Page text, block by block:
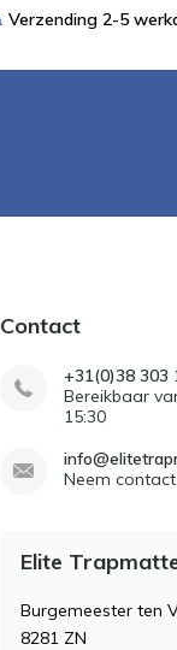
Verzending 2-5
Contact
+31(0)38 303
Bereikbaar
15:30
Neem
Elite
Burgemeester ten
8281 ZN